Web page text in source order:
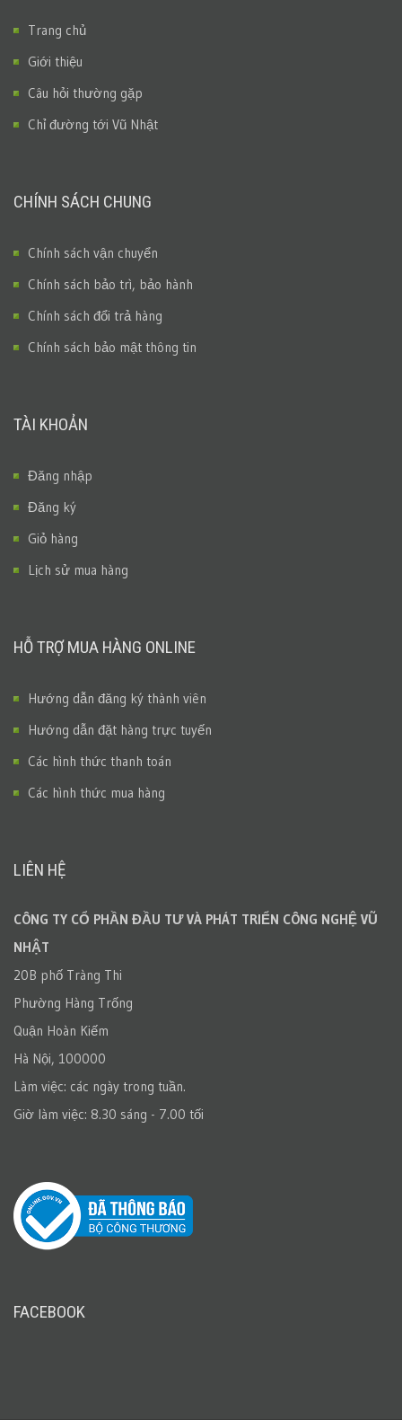
Trang chủ
Giới thiệu
Câu hỏi thường gặp
Chỉ đường tới Vũ Nhật
CHÍNH SÁCH CHUNG
Chính sách vận chuyển
Chính sách bảo trì, bảo hành
Chính sách đổi trả hàng
Chính sách bảo mật thông tin
TÀI KHOẢN
Đăng nhập
Đăng ký
Giỏ hàng
Lịch sử mua hàng
HỖ TRỢ MUA HÀNG ONLINE
Hướng dẫn đăng ký thành viên
Hướng dẫn đặt hàng trực tuyến
Các hình thức thanh toán
Các hình thức mua hàng
LIÊN HỆ
CÔNG TY CỔ PHẦN ĐẦU TƯ VÀ PHÁT TRIỂN CÔNG NGHỆ VŨ
NHẬT
20B phố Tràng Thi
Phường Hàng Trống
Quận Hoàn Kiếm
Hà Nội, 100000
Làm việc: các ngày trong tuần.
Giờ làm việc: 8.30 sáng - 7.00 tối
FACEBOOK